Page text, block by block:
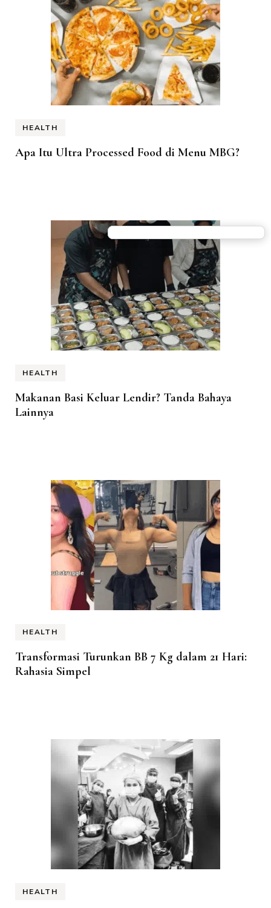
HEALTH
Apa Itu Ultra Processed Food di Menu MBG?
HEALTH
Makanan Basi Keluar Lendir? Tanda Bahaya
Lainnya
HEALTH
Transformasi Turunkan BB 7 Kg dalam 21 Hari:
Rahasia Simpel
HEALTH